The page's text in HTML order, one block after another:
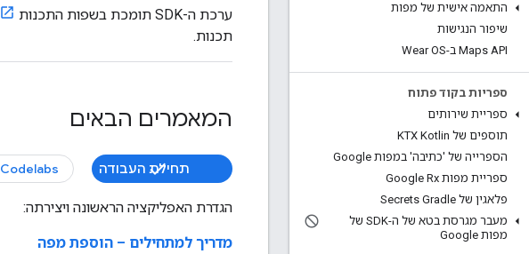
התאמה אישית של מפות
שיפור הנגישות
Maps API ב-Wear OS
ספריות בקוד פתוח
ספריית שירותים
תוספים של KTX Kotlin
הספרייה של 'כתיבה' במפות Google
ספריית מפות Google Rx
פלאגין של Secrets Gradle
מעבר מגרסת בטא של ה-SDK של
מפות Google
ערכת ה-SDK תומכת בשפות התכנות
תכנות.
המאמרים הבאים
תחילת העבודה Codelabs ומדריכים
הגדרת האפליקציה הראשונה ויצירתה:
מדריך למתחילים – הוספת מפה